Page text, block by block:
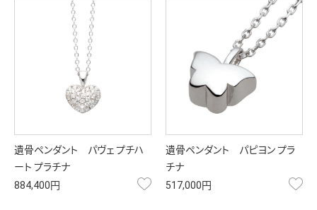
遺骨ペンダント パヴェ プチハ
ート プラチナ
884,400円
お気に入り
遺骨ペンダント パピヨン プラ
チナ
517,000円